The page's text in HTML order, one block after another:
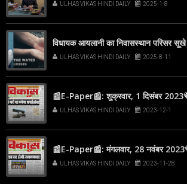
ULHAS VIKAS HINDI DAILY 2025-1-8
विधायक आयलानी का निवासस्थान परिसर
ULHAS VIKAS HINDI DAILY 2025-8-11
📰E-Paper📰: शुक्रवार, 1 दिसंबर
ULHAS VIKAS HINDI DAILY 2023-12-1
📰E-Paper📰: मंगलवार, 28 नवंबर
ULHAS VIKAS HINDI DAILY 2023-11-28